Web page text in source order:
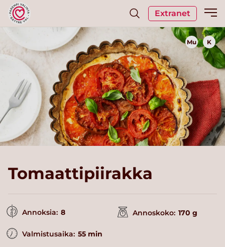
Extranet
Mu K
Tomaattipiirakka
Annoksia: 8 Annoskoko: 170 g
Valmistusaika: 55 min